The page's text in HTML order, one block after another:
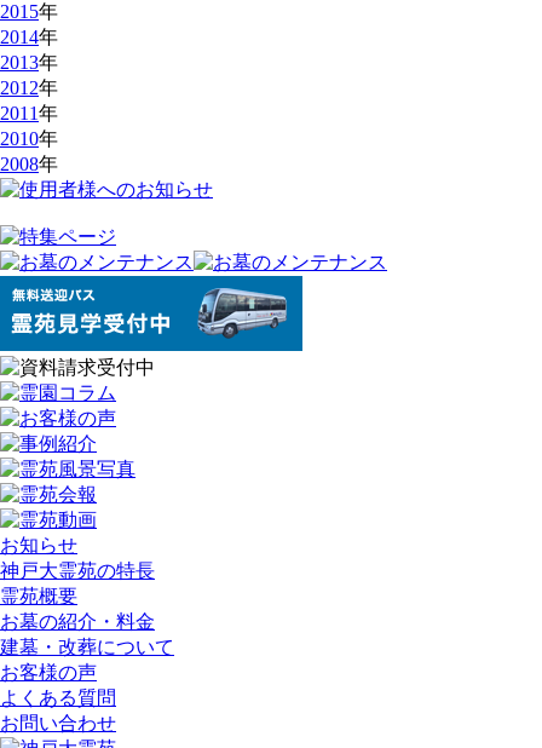
2015年
2014年
2013年
2012年
2011年
2010年
2008年
お知らせ
神戸大霊苑の特長
霊苑概要
お墓の紹介・料金
建墓・改葬について
お客様の声
よくある質問
お問い合わせ